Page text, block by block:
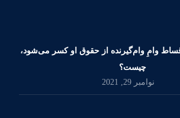
وامِ وام‌گیرنده از حقوق او کسر می‌شود،
چیست؟
نوامبر 29, 2021